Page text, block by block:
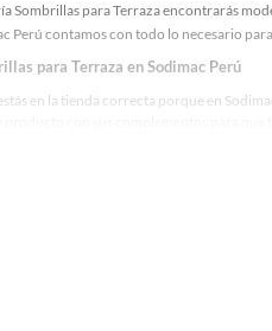
Sombrillas para Terraza encontrarás
Perú contamos con todo lo necesario
para Terraza en Sodimac Perú
en la tienda correcta porque en